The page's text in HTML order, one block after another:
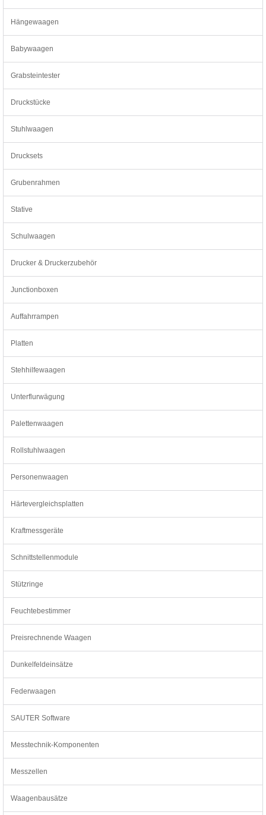
Hängewaagen
Babywaagen
Grabsteintester
Druckstücke
Stuhlwaagen
Drucksets
Grubenrahmen
Stative
Schulwaagen
Drucker & Druckerzubehör
Junctionboxen
Auffahrrampen
Platten
Stehhilfewaagen
Unterflurwägung
Palettenwaagen
Rollstuhlwaagen
Personenwaagen
Härtevergleichsplatten
Kraftmessgeräte
Schnittstellenmodule
Stützringe
Feuchtebestimmer
Preisrechnende Waagen
Dunkelfeldeinsätze
Federwaagen
SAUTER Software
Messtechnik-Komponenten
Messzellen
Waagenbausätze